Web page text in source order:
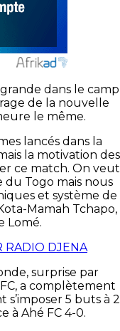
dans le camp
de la nouvelle
le même.
lancés dans la
la motivation des
ce match. On veut
Togo mais nous
et système de
Mamah Tchapo,
Lomé.
surprise par
a complètement
5 buts à 2
à Ahé FC 4-0.